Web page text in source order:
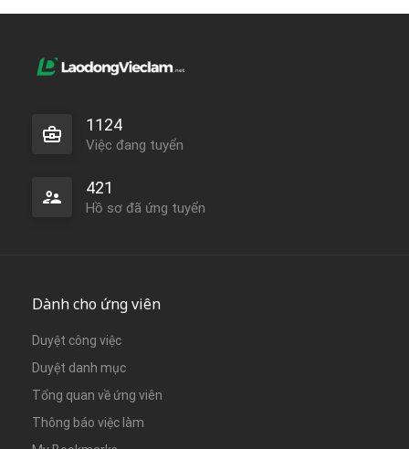
1124
Việc đang tuyển
421
Hồ sơ đã ứng tuyển
Dành cho ứng viên
Duyệt công việc
Duyệt danh mục
Tổng quan về ứng viên
Thông báo việc làm